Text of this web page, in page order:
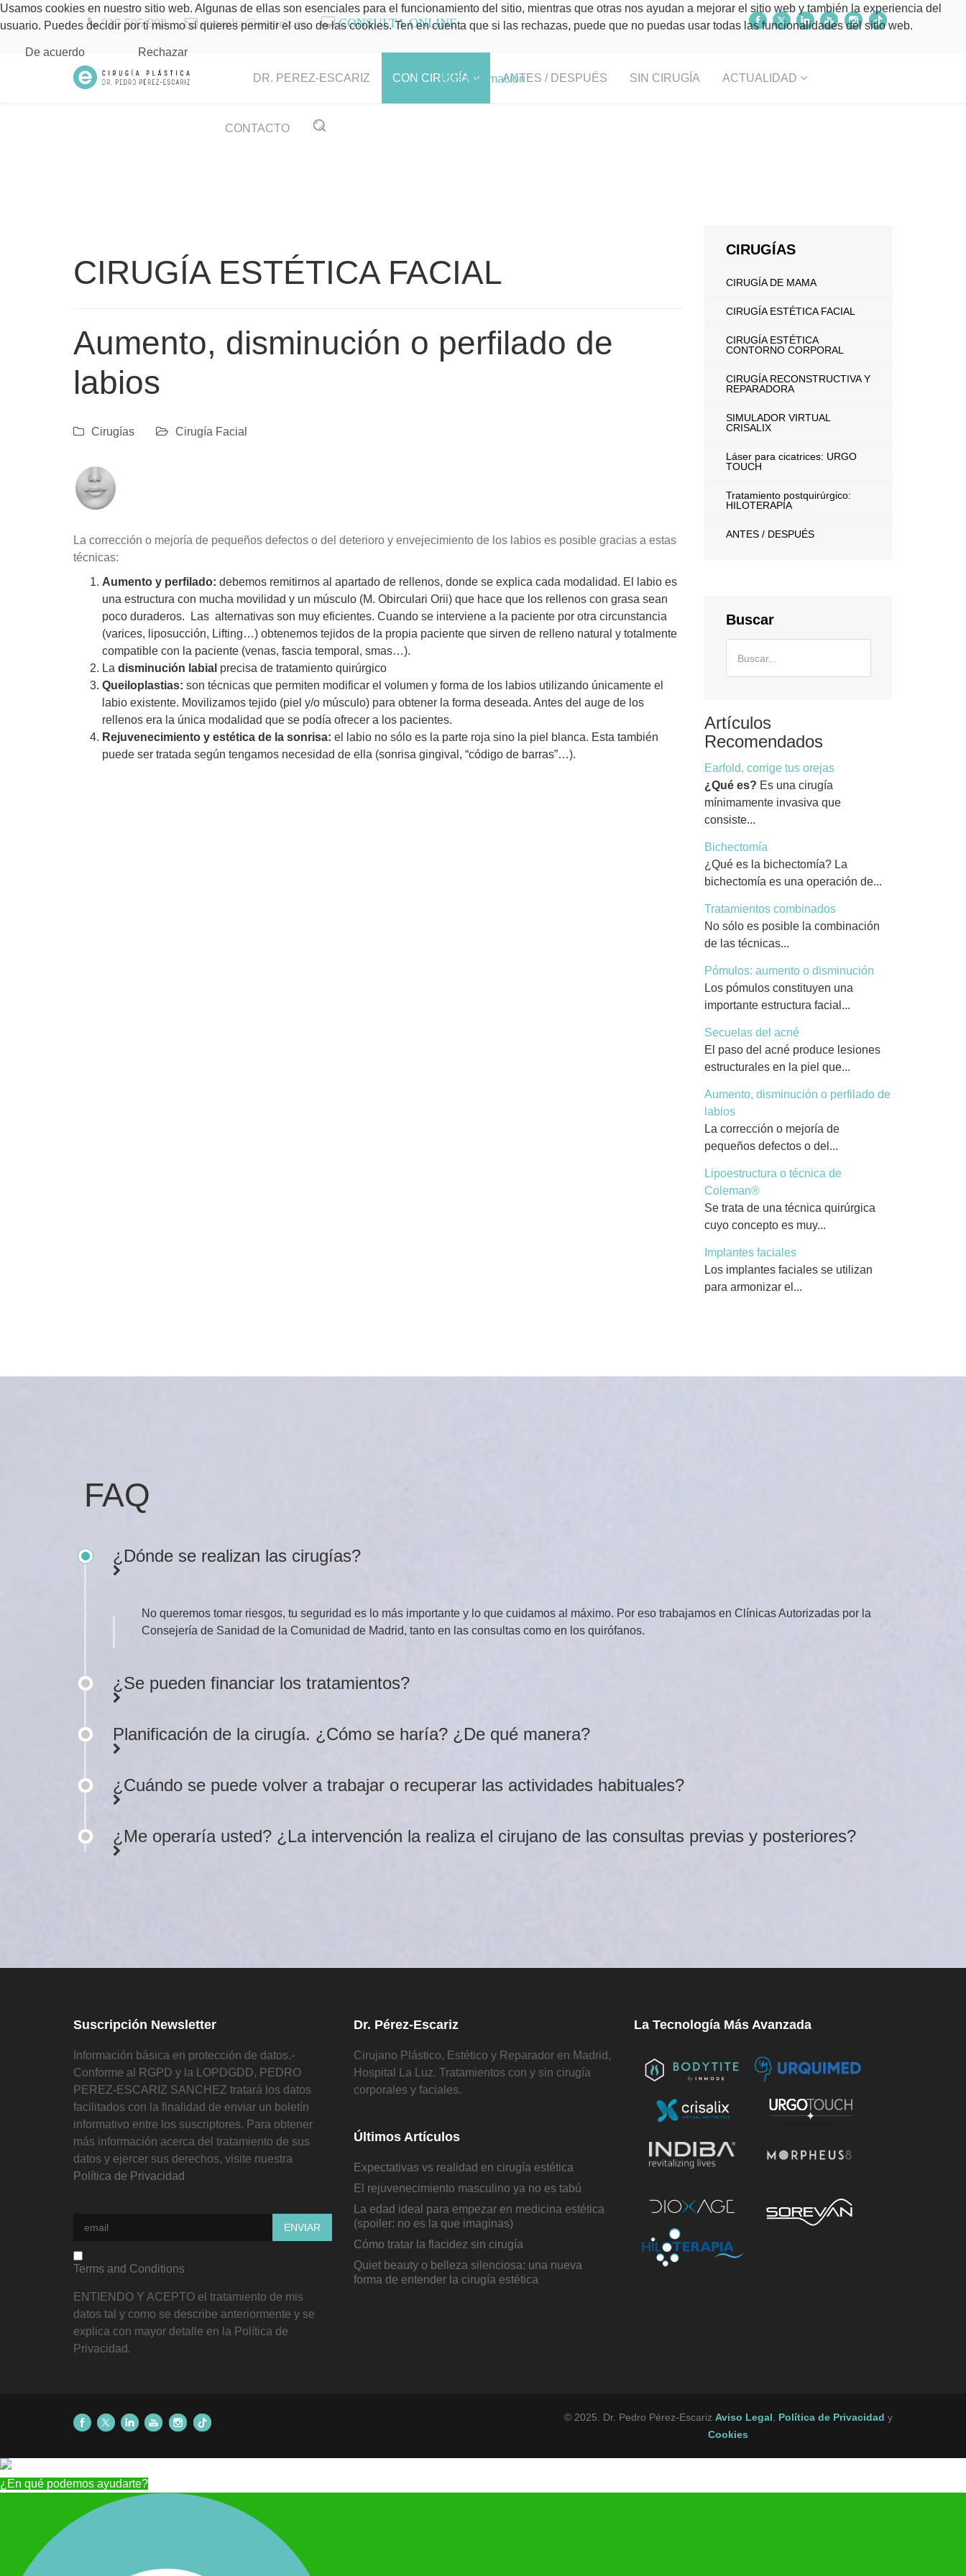
917 505 992 consulta@escariz.es CONSULTA ONLINE
DR. PEREZ-ESCARIZ CON CIRUGÍA ANTES / DESPUÉS SIN CIRUGÍA ACTUALIDAD
CONTACTO
CIRUGÍA ESTÉTICA FACIAL
Aumento, disminución o perfilado de
labios
Cirugías Cirugía Facial
La corrección o mejoría de pequeños defectos o del deterioro y envejecimiento de los labios es posible gracias a estas
técnicas:
Aumento y perfilado: debemos remitirnos al apartado de rellenos, donde se explica cada modalidad. El labio es
una estructura con mucha movilidad y un músculo (M. Obirculari Orii) que hace que los rellenos con grasa sean
poco duraderos. Las alternativas son muy eficientes. Cuando se interviene a la paciente por otra circunstancia
(varices, liposucción, Lifting…) obtenemos tejidos de la propia paciente que sirven de relleno natural y totalmente
compatible con la paciente (venas, fascia temporal, smas…).
La disminución labial precisa de tratamiento quirúrgico
Queiloplastias: son técnicas que permiten modificar el volumen y forma de los labios utilizando únicamente el
labio existente. Movilizamos tejido (piel y/o músculo) para obtener la forma deseada. Antes del auge de los
rellenos era la única modalidad que se podía ofrecer a los pacientes.
Rejuvenecimiento y estética de la sonrisa: el labio no sólo es la parte roja sino la piel blanca. Esta también
puede ser tratada según tengamos necesidad de ella (sonrisa gingival, “código de barras”…).
CIRUGÍAS
CIRUGÍA DE MAMA
CIRUGÍA ESTÉTICA FACIAL
CIRUGÍA ESTÉTICA
CONTORNO CORPORAL
CIRUGÍA RECONSTRUCTIVA Y
REPARADORA
SIMULADOR VIRTUAL
CRISALIX
Láser para cicatrices: URGO
TOUCH
Tratamiento postquirúrgico:
HILOTERAPIA
ANTES / DESPUÉS
Buscar
Artículos
Recomendados
Earfold, corrige tus orejas
¿Qué es? Es una cirugía
mínimamente invasiva que
consiste...
Bichectomía
¿Qué es la bichectomía? La
bichectomía es una operación de...
Tratamientos combinados
No sólo es posible la combinación
de las técnicas...
Pómulos: aumento o disminución
Los pómulos constituyen una
importante estructura facial...
Secuelas del acné
El paso del acné produce lesiones
estructurales en la piel que...
Aumento, disminución o perfilado de
labios
La corrección o mejoría de
pequeños defectos o del...
Lipoestructura o técnica de
Coleman®
Se trata de una técnica quirúrgica
cuyo concepto es muy...
Implantes faciales
Los implantes faciales se utilizan
para armonizar el...
FAQ
¿Dónde se realizan las cirugías?
No queremos tomar riesgos, tu seguridad es lo más importante y lo que cuidamos al máximo. Por eso trabajamos en Clínicas Autorizadas por la
Consejería de Sanidad de la Comunidad de Madrid, tanto en las consultas como en los quirófanos.
¿Se pueden financiar los tratamientos?
Planificación de la cirugía. ¿Cómo se haría? ¿De qué manera?
¿Cuándo se puede volver a trabajar o recuperar las actividades habituales?
¿Me operaría usted? ¿La intervención la realiza el cirujano de las consultas previas y posteriores?
Suscripción Newsletter
Información básica en protección de datos.-
Conforme al RGPD y la LOPDGDD, PEDRO
PEREZ-ESCARIZ SANCHEZ tratará los datos
facilitados con la finalidad de enviar un boletín
informativo entre los suscriptores. Para obtener
más información acerca del tratamiento de sus
datos y ejercer sus derechos, visite nuestra
Política de Privacidad
Terms and Conditions
ENTIENDO Y ACEPTO el tratamiento de mis
datos tal y como se describe anteriormente y se
explica con mayor detalle en la Política de
Privacidad.
Dr. Pérez-Escariz
Cirujano Plástico, Estético y Reparador en Madrid,
Hospital La Luz. Tratamientos con y sin cirugía
corporales y faciales.
Últimos Artículos
Expectativas vs realidad en cirugía estética
El rejuvenecimiento masculino ya no es tabú
La edad ideal para empezar en medicina estética
(spoiler: no es la que imaginas)
Cómo tratar la flacidez sin cirugía
Quiet beauty o belleza silenciosa: una nueva
forma de entender la cirugía estética
La Tecnología Más Avanzada
© 2025. Dr. Pedro Pérez-Escariz Aviso Legal Política de Privacidad y
Cookies
¿En qué podemos ayudarte?
Usamos cookies en nuestro sitio web. Algunas de ellas son esenciales para el funcionamiento del sitio, mientras que otras nos ayudan a mejorar el sitio web y también la experiencia del
usuario. Puedes decidir por ti mismo si quieres permitir el uso de las cookies. Ten en cuenta que si las rechazas, puede que no puedas usar todas las funcionalidades del sitio web.
De acuerdo Rechazar
Más información